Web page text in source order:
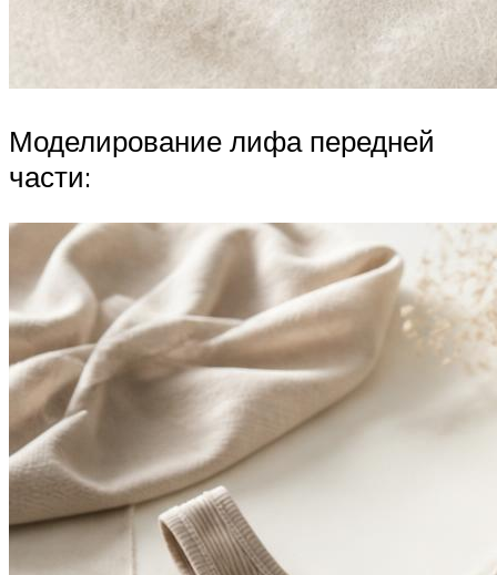
Моделирование лифа передней
части: